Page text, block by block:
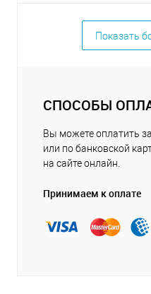
Показать
СПОСОБЫ
Вы можете оплатить
или по банковской
на сайте онлайн.
Принимаем к оплате